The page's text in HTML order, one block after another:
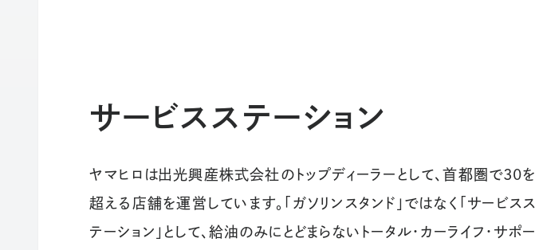
サービスステーション
ヤマヒロは出光興産株式会社のトップディーラーとして、首都圏で30を
超える店舗を運営しています。「ガソリンスタンド」ではなく「サービスス
テーション」として、給油のみにとどまらないトータル・カーライフ・サポー